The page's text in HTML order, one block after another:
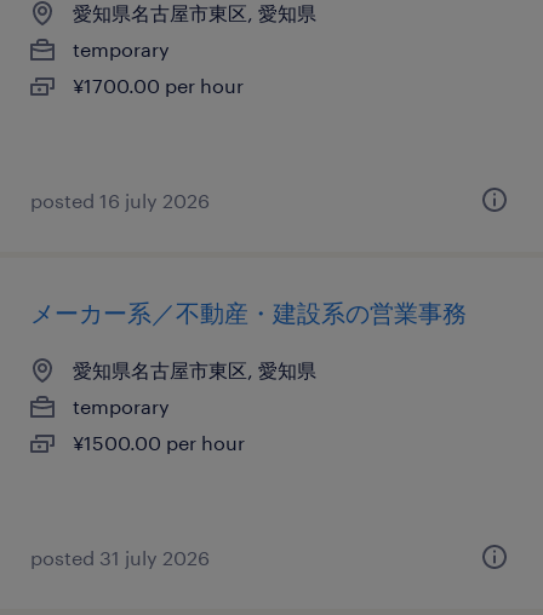
愛知県名古屋市東区, 愛知県
temporary
¥1700.00 per hour
posted 16 july 2026
メーカー系／不動産・建設系の営業事務
愛知県名古屋市東区, 愛知県
temporary
¥1500.00 per hour
posted 31 july 2026